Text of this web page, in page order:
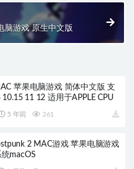
脑游戏 原生中文版
苹果电脑游戏 简体中文版 支
11 12 适用于APPLE CPU
5 年前 261
2 MAC游戏 苹果电脑游戏
macOS